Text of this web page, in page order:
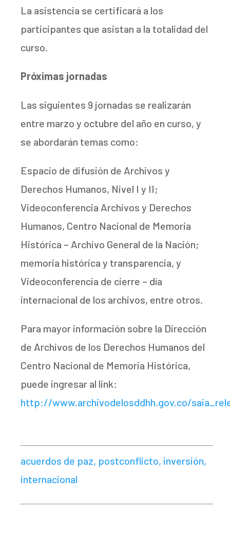
La asistencia se certificará a los
participantes que asistan a la totalidad del
curso.
Próximas jornadas
Las siguientes 9 jornadas se realizarán
entre marzo y octubre del año en curso, y
se abordarán temas como:
Espacio de difusión de Archivos y
Derechos Humanos, Nivel I y II;
Videoconferencia Archivos y Derechos
Humanos, Centro Nacional de Memoria
Histórica – Archivo General de la Nación;
memoria histórica y transparencia, y
Videoconferencia de cierre – día
internacional de los archivos, entre otros.
Para mayor información sobre la Dirección
de Archivos de los Derechos Humanos del
Centro Nacional de Memoria Histórica,
puede ingresar al link:
http://www.archivodelosddhh.gov.co/
acuerdos de paz, postconflicto, inversión,
internacional